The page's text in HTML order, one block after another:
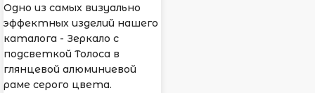
Одно из самых визуально
эффектных изделий нашего
каталога - Зеркало с
подсветкой Толоса в
глянцевой алюминиевой
раме серого цвета.